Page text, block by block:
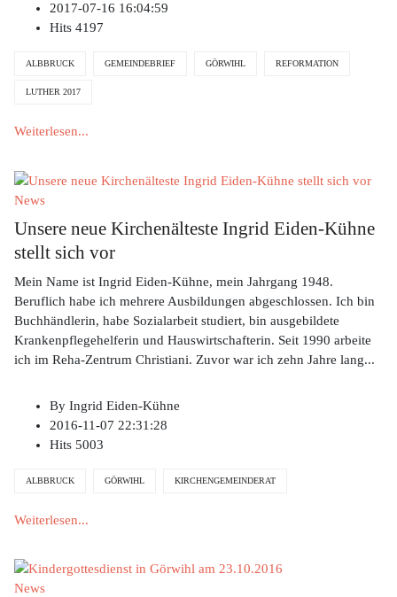
2017-07-16 16:04:59
Hits 4197
ALBBRUCK GEMEINDEBRIEF GÖRWIHL REFORMATION
LUTHER 2017
Weiterlesen...
News
Unsere neue Kirchenälteste Ingrid Eiden-Kühne
stellt sich vor
Mein Name ist Ingrid Eiden-Kühne, mein Jahrgang 1948.
Beruflich habe ich mehrere Ausbildungen abgeschlossen. Ich bin
Buchhändlerin, habe Sozialarbeit studiert, bin ausgebildete
Krankenpflegehelferin und Hauswirtschafterin. Seit 1990 arbeite
ich im Reha-Zentrum Christiani. Zuvor war ich zehn Jahre lang...
By Ingrid Eiden-Kühne
2016-11-07 22:31:28
Hits 5003
ALBBRUCK GÖRWIHL KIRCHENGEMEINDERAT
Weiterlesen...
News